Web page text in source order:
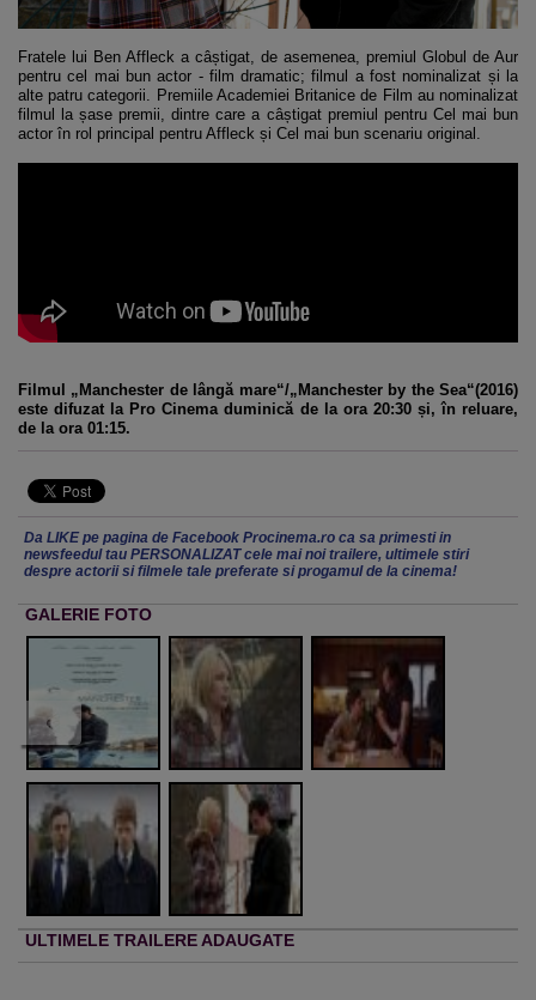
Fratele lui Ben Affleck a câștigat, de asemenea, premiul Globul de Aur
pentru cel mai bun actor - film dramatic; filmul a fost nominalizat și la
alte patru categorii. Premiile Academiei Britanice de Film au nominalizat
filmul la șase premii, dintre care a câștigat premiul pentru Cel mai bun
actor în rol principal pentru Affleck și Cel mai bun scenariu original.
Filmul „Manchester de lângă mare“/„Manchester by the Sea“(2016)
este difuzat la Pro Cinema duminică de la ora 20:30 și, în reluare,
de la ora 01:15.
Da LIKE pe pagina de Facebook Procinema.ro ca sa primesti in
newsfeedul tau PERSONALIZAT cele mai noi trailere, ultimele stiri
despre actorii si filmele tale preferate si progamul de la cinema!
GALERIE FOTO
ULTIMELE TRAILERE ADAUGATE